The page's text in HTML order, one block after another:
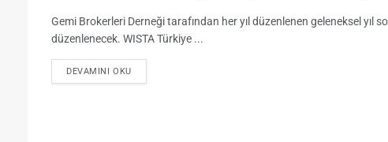
Gemi Brokerleri Derneği tarafından her yıl düzenlenen geleneksel yıl
düzenlenecek. WISTA Türkiye ...
DEVAMINI OKU